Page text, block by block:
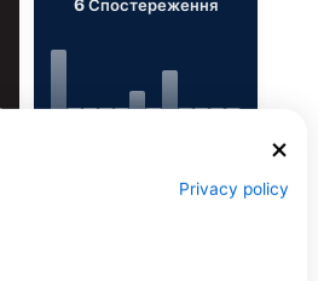
Спостереження
цейPrivacy policy